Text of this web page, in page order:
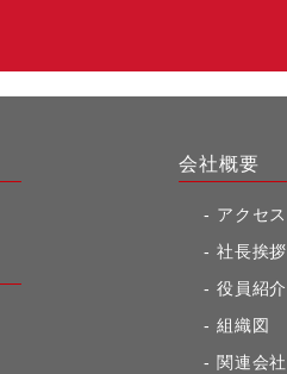
会社概要
アクセス
社長挨拶
役員紹介
組織図
関連会社